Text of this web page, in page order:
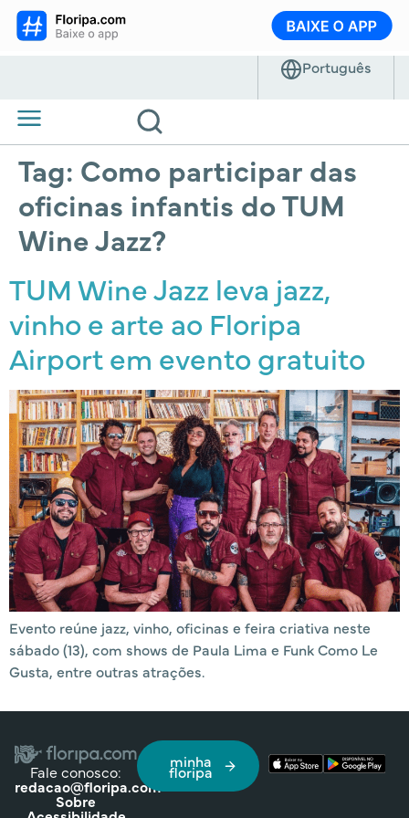
Tag: Como participar das
oficinas infantis do TUM
Wine Jazz?
TUM Wine Jazz leva jazz,
vinho e arte ao Floripa
Airport em evento gratuito
Evento reúne jazz, vinho, oficinas e feira criativa neste
sábado (13), com shows de Paula Lima e Funk Como Le
Gusta, entre outras atrações.
Fale conosco:
redacao@floripa.com
Sobre
minha
floripa